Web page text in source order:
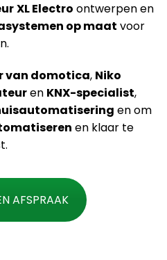
XL Electro ontwerpen en
op maat voor
van domotica, Niko
en KNX-specialist,
en om
en klaar te
AFSPRAAK